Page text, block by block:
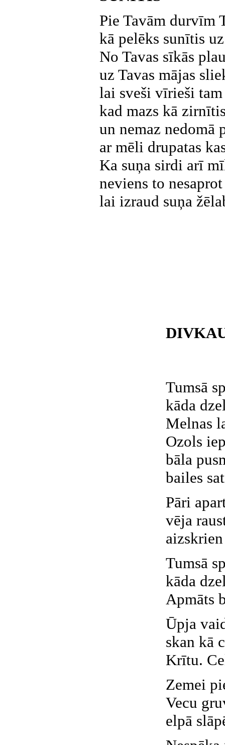
Pie Tavām durvīm
kā pelēks sunītis
No Tavas sīkās
uz Tavas mājas
lai sveši vīrieši
kad mazs kā
un nemaz nedomā
ar mēli drupatas
Ka suņa sirdi arī
neviens to
lai izraud suņa
Tumsā
kāda
Melnas
Ozols
bāla
bailes
Pāri
vēja
Tumsā
kāda
Apmāts
Ūpja
skan kā
Krītu.
Zemei
Vecu
elpā